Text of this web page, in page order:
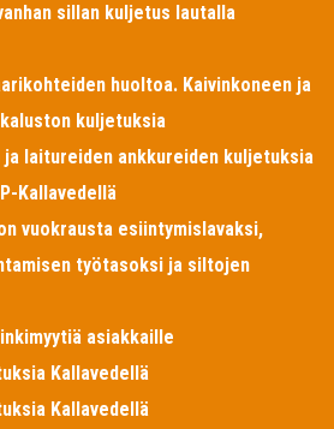
sillan kuljetus lautalla
huoltoa. Kaivinkoneen ja
kuljetuksia
ja laitureiden ankkureiden kuljetuksia
Kallavedellä
vuokrausta esiintymislavaksi,
työtasoksi ja siltojen
asiakkaille
Kallavedellä
Kallavedellä